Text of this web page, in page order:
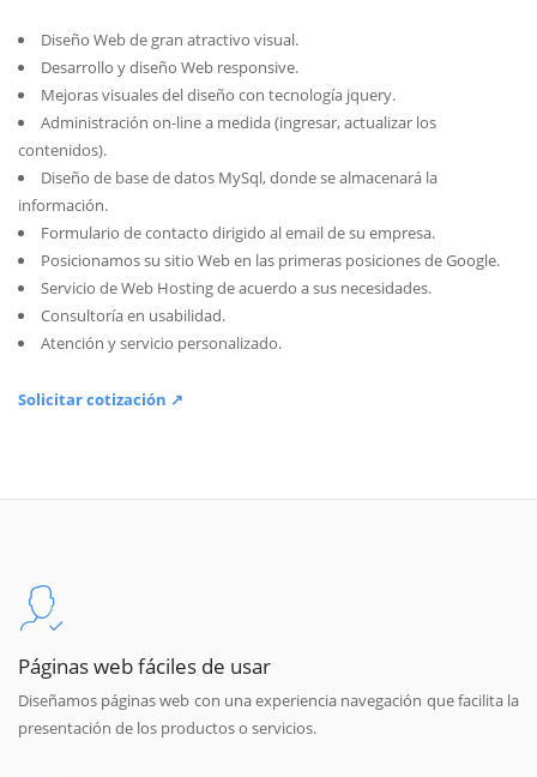
Diseño Web de gran atractivo visual.
Desarrollo y diseño Web responsive.
Mejoras visuales del diseño con tecnología jquery.
Administración on-line a medida (ingresar, actualizar los
contenidos).
Diseño de base de datos MySql, donde se almacenará la
información.
Formulario de contacto dirigido al email de su empresa.
Posicionamos su sitio Web en las primeras posiciones de Google.
Servicio de Web Hosting de acuerdo a sus necesidades.
Consultoría en usabilidad.
Atención y servicio personalizado.
Solicitar cotización ↗
Páginas web fáciles de usar
Diseñamos páginas web con una experiencia navegación que facilita la
presentación de los productos o servicios.